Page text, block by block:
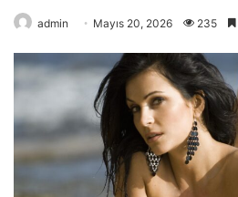
admin Mayıs 20, 2026 235